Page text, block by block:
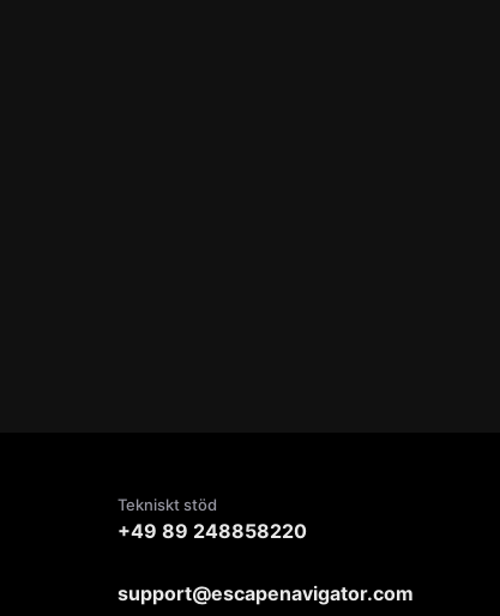
Tekniskt stöd
+49 89 248858220
support@escapenavigator.com